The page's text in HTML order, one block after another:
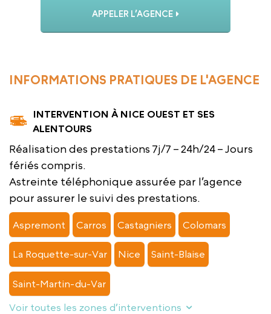
APPELER L’AGENCE
INFORMATIONS PRATIQUES DE L'AGENCE
INTERVENTION À NICE OUEST ET SES
ALENTOURS
Réalisation des prestations 7j/7 – 24h/24 – Jours
fériés compris.
Astreinte téléphonique assurée par l’agence
pour assurer le suivi des prestations.
Aspremont Carros Castagniers Colomars
La Roquette-sur-Var Nice Saint-Blaise
Saint-Martin-du-Var
Voir toutes les zones d’interventions